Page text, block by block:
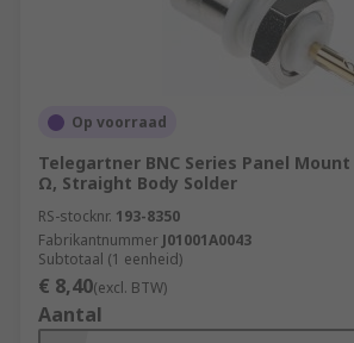
Op voorraad
Telegartner BNC Series Panel Mount
Ω, Straight Body Solder
RS-stocknr. 193-8350
Fabrikantnummer J01001A0043
Subtotaal (1 eenheid)
€ 8,40(excl. BTW)
Aantal